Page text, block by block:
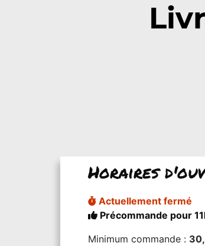
Horaires
Actuellement fermé
Précommande pour
Minimum commande :